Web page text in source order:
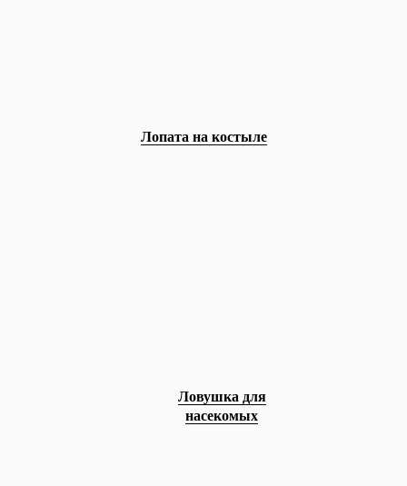
Лопата на костыле
Ловушка для
насекомых